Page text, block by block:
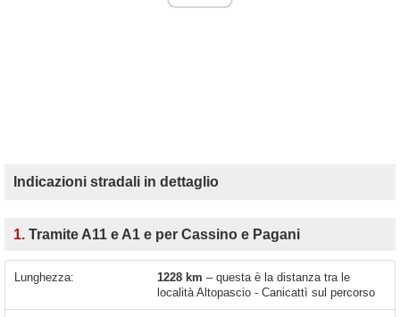
Indicazioni stradali in dettaglio
1. Tramite A11 e A1 e per Cassino e Pagani
Lunghezza: 1228 km – questa è la distanza tra le
località Altopascio - Canicattì sul percorso